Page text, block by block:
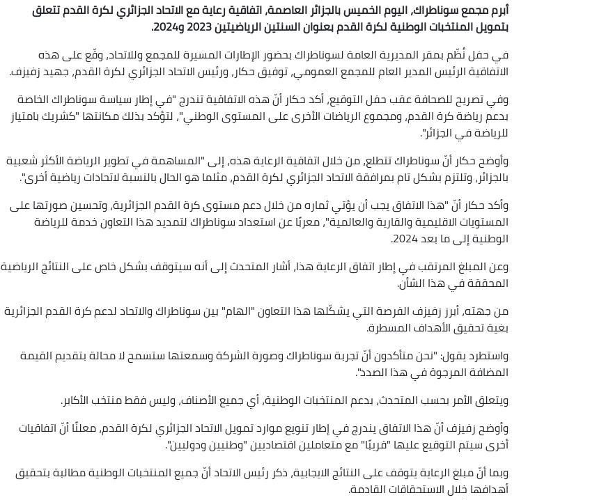
أبرم مجمع سوناطراك، اليوم الخميس بالجزائر العاصمة، اتفاقية رعاية مع الاتحاد الجزائري لكرة القدم تتعلق
بتمويل المنتخبات الوطنية لكرة القدم بعنوان السنتين الرياضيتين 2023 و2024.
في حفل نُظّم بمقر المديرية العامة لسوناطراك بحضور الإطارات المسيرة للمجمع وللاتحاد، وقّع على هذه
الاتفاقية الرئيس المدير العام للمجمع العمومي، توفيق حكار، ورئيس الاتحاد الجزائري لكرة القدم، جهيد زفيزف.
وفي تصريح للصحافة عقب حفل التوقيع، أكد حكار أنّ هذه الاتفاقية تندرج "في إطار سياسة سوناطراك الخاصة
بدعم رياضة كرة القدم، ومجموع الرياضات الأخرى على المستوى الوطني"، لتؤكد بذلك مكانتها "كشريك بامتياز
للرياضة في الجزائر".
وأوضح حكار أنّ سوناطراك تتطلع، من خلال اتفاقية الرعاية هذه، إلى "المساهمة في تطوير الرياضة الأكثر شعبية
بالجزائر، وتلتزم بشكل تام بمرافقة الاتحاد الجزائري لكرة القدم، مثلما هو الحال بالنسبة لاتحادات رياضية أخرى".
وأكد حكار أنّ "هذا الاتفاق يجب أن يؤتي ثماره من خلال دعم مستوى كرة القدم الجزائرية، وتحسين صورتها على
المستويات الاقليمية والقارية والعالمية"، معربًا عن استعداد سوناطراك لتمديد هذا التعاون خدمة للرياضة
الوطنية إلى ما بعد 2024.
وعن المبلغ المرتقب في إطار اتفاق الرعاية هذا، أشار المتحدث إلى أنه سيتوقف بشكل خاص على النتائج الرياضية
المحققة في هذا الشأن.
من جهته، أبرز زفيزف الفرصة التي يشكّلها هذا التعاون "الهام" بين سوناطراك والاتحاد لدعم كرة القدم الجزائرية
بغية تحقيق الأهداف المسطرة.
واستطرد يقول: "نحن متأكدون أنّ تجربة سوناطراك وصورة الشركة وسمعتها ستسمح لا محالة بتقديم القيمة
المضافة المرجوة في هذا الصدد".
ويتعلق الأمر بحسب المتحدث، بدعم المنتخبات الوطنية، أي جميع الأصناف، وليس فقط منتخب الأكابر.
وأوضح زفيزف أنّ هذا الاتفاق يندرج في إطار تنويع موارد تمويل الاتحاد الجزائري لكرة القدم، معلنًا أنّ اتفاقيات
أخرى سيتم التوقيع عليها "قريبًا" مع متعاملين اقتصاديين "وطنيين ودوليين".
وبما أنّ مبلغ الرعاية يتوقف على النتائج الايجابية، ذكر رئيس الاتحاد أنّ جميع المنتخبات الوطنية مطالبة بتحقيق
أهدافها خلال الاستحقاقات القادمة.